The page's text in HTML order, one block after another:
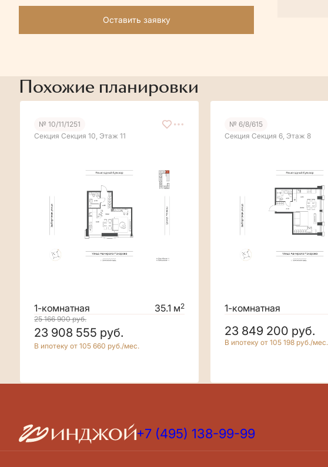
Оставить заявку
Похожие планировки
№ 10/11/1251
Секция Секция 10, Этаж 11
1-комнатная 35.1 м2
25 166 900руб.
23 908 555 руб.
В ипотеку от 105 660 руб./мес.
№ 6/8/615
Секция Секция 6, Этаж 8
1-комнатная
23 849 200 руб.
В ипотеку от 105 198 руб./мес.
+7 (495) 138-99-99